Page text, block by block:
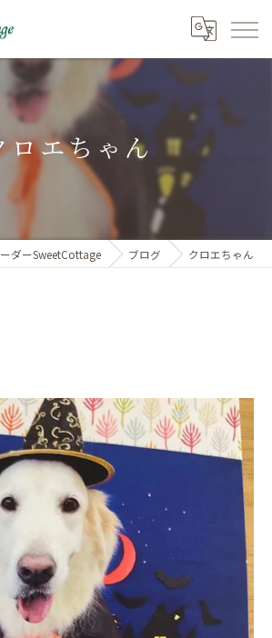
ロエちゃん
ダーSweetCottage ブログ クロエちゃん